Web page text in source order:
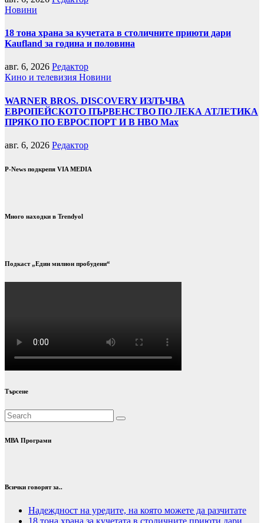
Новини
18 тона храна за кучетата в столичните приюти дари
Kaufland за година и половина
авг. 6, 2026 Редактор
Кино и телевизия Новини
WARNER BROS. DISCOVERY ИЗЛЪЧВА
ЕВРОПЕЙСКОТО ПЪРВЕНСТВО ПО ЛЕКА АТЛЕТИКА
ПРЯКО ПО ЕВРОСПОРТ И В НВО Мах
авг. 6, 2026 Редактор
P-News подкрепя VIA MEDIA
Много находки в Trendyol
Подкаст „Един милион пробудени“
Търсене
МВА Програми
Всички говорят за..
Надеждност на уредите, на която можете да разчитате